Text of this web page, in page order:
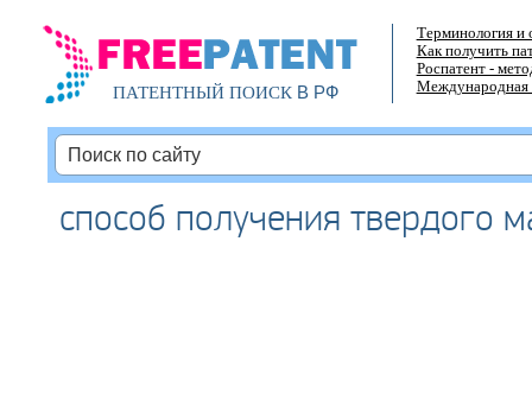
ПАТЕНТНЫЙ ПОИСКВ РФ
Терминология и
Как получить
Роспатент -
Международная
способ получения твердого